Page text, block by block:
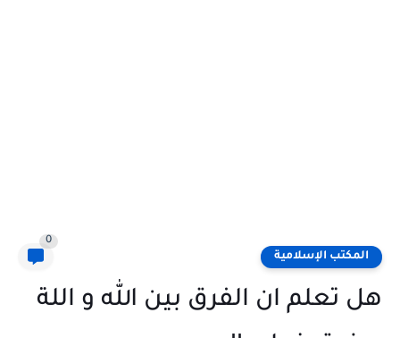
المكتب الإسلامية
0
هل تعلم ان الفرق بين الله و اللة